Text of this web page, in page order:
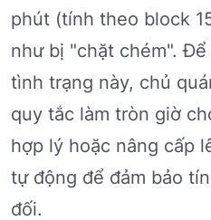
phút (tính theo block
như bị "chặt chém".
tình trạng này, chủ
quy tắc làm tròn giờ
hợp lý hoặc nâng cấp
tự động để đảm bảo
đối.